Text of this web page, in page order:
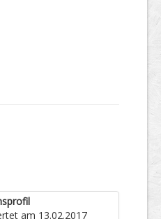
am 13.02.2017